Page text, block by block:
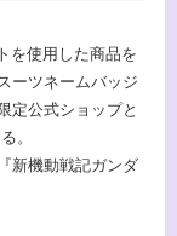
を使用した商品を
ーツネームバッジ
定公式ショップと
。
新機動戦記ガンダ